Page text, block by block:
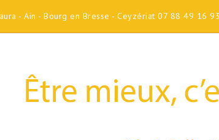
- Ain - Bourg en Bresse - Ceyzériat 07 88 49 16 93